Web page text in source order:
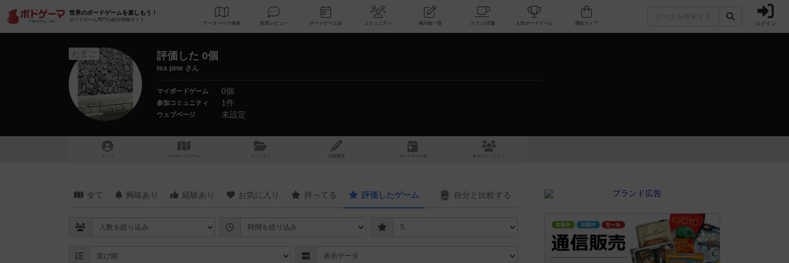
世界のボードゲームを楽しもう！
ボードゲーム専門の総合情報サイト
データベース 検索 新着レビュー ボードゲーム会 コミュニティ 掲示板一覧 カフェ/店舗 人気ボードゲーム ログイン
たまご 評価した 0個
tea pine さん
マイボードゲーム 0個
参加コミュニティ 1件
ウェブページ 未設定
トップ マイボードゲーム マイリスト 投稿履歴 ボ ドゲ ーム コミュニティ
全て 興味あり 経験あり お気に入り 持ってる 評価したゲーム 自分と 比較する